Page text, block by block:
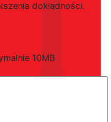
dokładności.
10MB